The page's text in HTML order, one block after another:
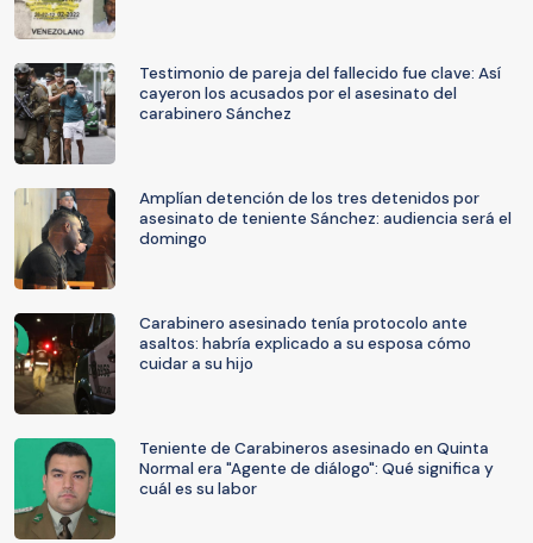
Testimonio de pareja del fallecido fue clave: Así
cayeron los acusados por el asesinato del
carabinero Sánchez
Amplían detención de los tres detenidos por
asesinato de teniente Sánchez: audiencia será el
domingo
Carabinero asesinado tenía protocolo ante
asaltos: habría explicado a su esposa cómo
cuidar a su hijo
Teniente de Carabineros asesinado en Quinta
Normal era "Agente de diálogo": Qué significa y
cuál es su labor